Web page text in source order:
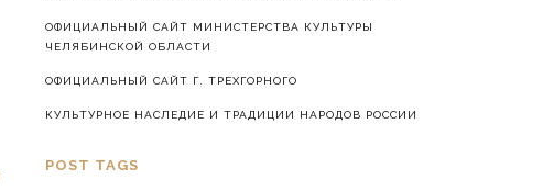
ОФИЦИАЛЬНЫЙ САЙТ МИНИСТЕРСТВА КУЛЬТУРЫ
ЧЕЛЯБИНСКОЙ ОБЛАСТИ
ОФИЦИАЛЬНЫЙ САЙТ Г. ТРЕХГОРНОГО
КУЛЬТУРНОЕ НАСЛЕДИЕ И ТРАДИЦИИ НАРОДОВ РОССИИ
POST TAGS